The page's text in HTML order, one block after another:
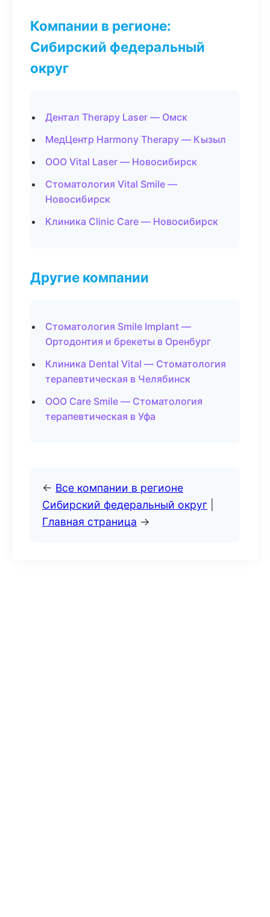
Компании в регионе:
Сибирский федеральный
округ
Дентал Therapy Laser — Омск
МедЦентр Harmony Therapy — Кызыл
ООО Vital Laser — Новосибирск
Стоматология Vital Smile —
Новосибирск
Клиника Clinic Care — Новосибирск
Другие компании
Стоматология Smile Implant —
Ортодонтия и брекеты в Оренбург
Клиника Dental Vital — Стоматология
терапевтическая в Челябинск
ООО Care Smile — Стоматология
терапевтическая в Уфа
← Все компании в регионе
Сибирский федеральный округ
Главная страница →